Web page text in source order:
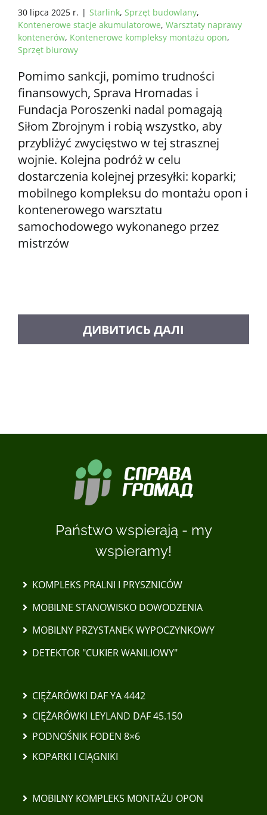
30 lipca 2025 r. | Starlink, Sprzęt budowlany,
Kontenerowe stacje akumulatorowe, Warsztaty naprawy
kontenerów, Kontenerowe kompleksy montażu opon,
Sprzęt biurowy
Pomimo sankcji, pomimo trudności
finansowych, Sprava Hromadas i
Fundacja Poroszenki nadal pomagają
Siłom Zbrojnym i robią wszystko, aby
przybliżyć zwycięstwo w tej strasznej
wojnie. Kolejna podróż w celu
dostarczenia kolejnej przesyłki: koparki;
mobilnego kompleksu do montażu opon i
kontenerowego warsztatu
samochodowego wykonanego przez
mistrzów
Państwo wspierają - my
wspieramy!
KOMPLEKS PRALNI I PRYSZNICÓW
MOBILNE STANOWISKO DOWODZENIA
MOBILNY PRZYSTANEK WYPOCZYNKOWY
DETEKTOR "CUKIER WANILIOWY"
CIĘŻARÓWKI DAF YA 4442
CIĘŻARÓWKI LEYLAND DAF 45.150
PODNOŚNIK FODEN 8×6
KOPARKI I CIĄGNIKI
MOBILNY KOMPLEKS MONTAŻU OPON